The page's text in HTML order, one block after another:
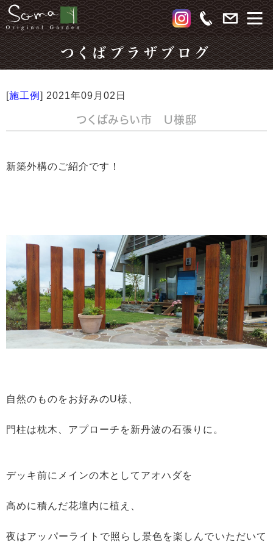
つくばプラザブログ
[施工例 ] 2021年09月02日
つくばみらい市 U様邸
新築外構のご紹介です！
自然のものをお好みのU様、
門柱は枕木、アプローチを新丹波の石張りに。
デッキ前にメインの木としてアオハダを
高めに積んだ花壇内に植え、
夜はアッパーライトで照らし景色を楽しんでいただいて